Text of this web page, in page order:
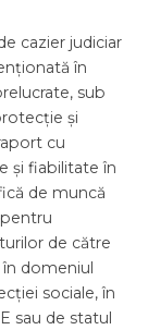
cazier judiciar
în
sub
și
cu
și fiabilitate în
de muncă
de către
domeniul
sociale, în
sau de statul